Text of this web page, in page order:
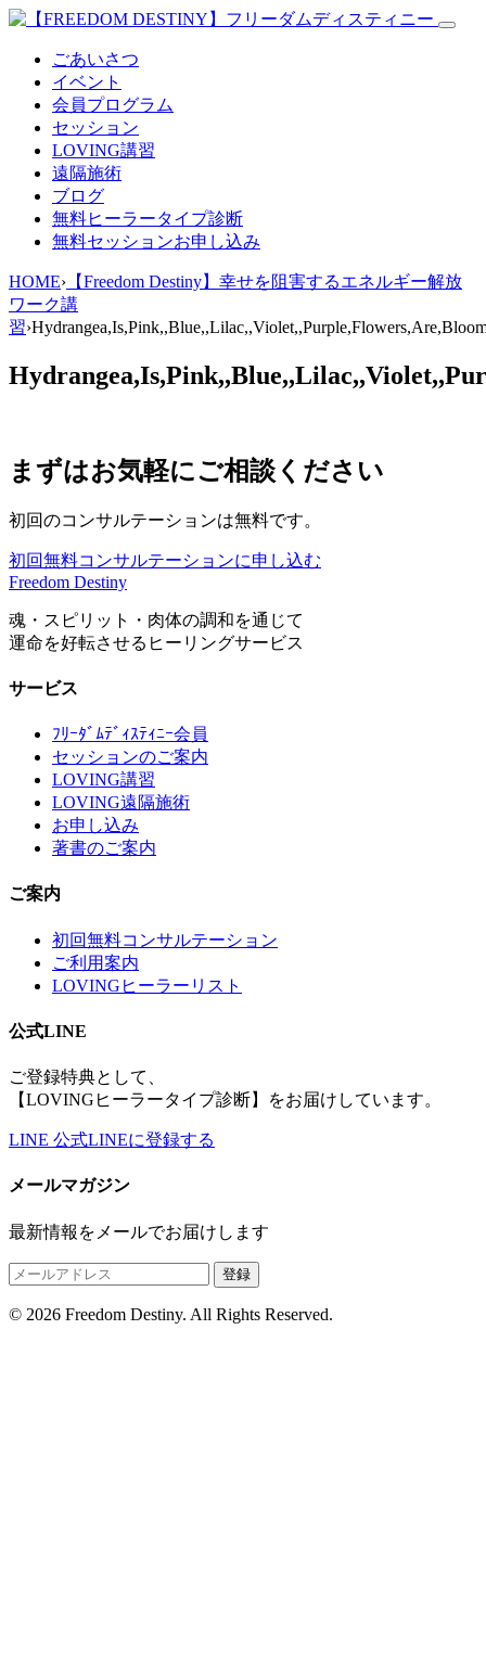
ごあいさつ
イベント
会員プログラム
セッション
LOVING講習
遠隔施術
ブログ
無料ヒーラータイプ診断
無料セッションお申し込み
HOME› 【Freedom Destiny】幸せを阻害するエネルギー解放
ワーク講
習›
まずはお気軽にご相談ください
初回のコンサルテーションは無料です。
初回無料コンサルテーションに申し込む
Freedom Destiny
魂・スピリット・肉体の調和を通じて
運命を好転させるヒーリングサービス
サービス
ﾌﾘｰﾀﾞﾑﾃﾞｨｽﾃｨﾆｰ会員
セッションのご案内
LOVING講習
LOVING遠隔施術
お申し込み
著書のご案内
ご案内
初回無料コンサルテーション
ご利用案内
LOVINGヒーラーリスト
公式LINE
ご登録特典として、
【LOVINGヒーラータイプ診断】をお届けしています。
LINE 公式LINEに登録する
メールマガジン
最新情報をメールでお届けします
登録
© 2026 Freedom Destiny. All Rights Reserved.